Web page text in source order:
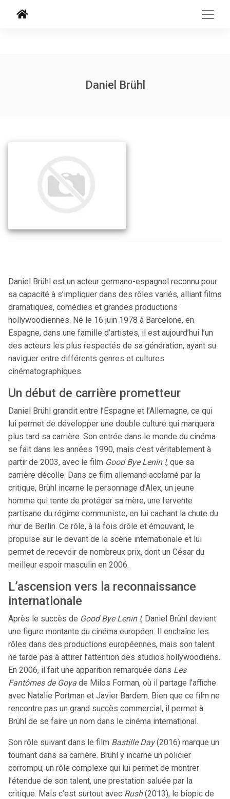
Daniel Brühl
Daniel Brühl est un acteur germano-espagnol reconnu pour
sa capacité à s’impliquer dans des rôles variés, alliant films
dramatiques, comédies et grandes productions
hollywoodiennes. Né le 16 juin 1978 à Barcelone, en
Espagne, dans une famille d’artistes, il est aujourd’hui l’un
des acteurs les plus respectés de sa génération, ayant su
naviguer entre différents genres et cultures
cinématographiques.
Un début de carrière prometteur
Daniel Brühl grandit entre l’Espagne et l’Allemagne, ce qui
lui permet de développer une double culture qui marquera
plus tard sa carrière. Son entrée dans le monde du cinéma
se fait dans les années 1990, mais c’est véritablement à
partir de 2003, avec le film Good Bye Lenin !, que sa
carrière décolle. Dans ce film allemand acclamé par la
critique, Brühl incarne le personnage d’Alex, un jeune
homme qui tente de protéger sa mère, une fervente
partisane du régime communiste, en lui cachant la chute du
mur de Berlin. Ce rôle, à la fois drôle et émouvant, le
propulse sur le devant de la scène internationale et lui
permet de recevoir de nombreux prix, dont un César du
meilleur espoir masculin en 2006.
L’ascension vers la reconnaissance
internationale
Après le succès de Good Bye Lenin !, Daniel Brühl devient
une figure montante du cinéma européen. Il enchaîne les
rôles dans des productions européennes, mais son talent
ne tarde pas à attirer l’attention des studios hollywoodiens.
En 2006, il fait une apparition remarquée dans Les
Fantômes de Goya de Milos Forman, où il partage l’affiche
avec Natalie Portman et Javier Bardem. Bien que ce film ne
rencontre pas un grand succès commercial, il permet à
Brühl de se faire un nom dans le cinéma international.
Son rôle suivant dans le film Bastille Day(2016) marque un
tournant dans sa carrière. Brühl y incarne un policier
corrompu, un rôle complexe qui lui permet de montrer
l’étendue de son talent, une prestation saluée par la
critique. Mais c’est surtout avec Rush(2013), le biopic de